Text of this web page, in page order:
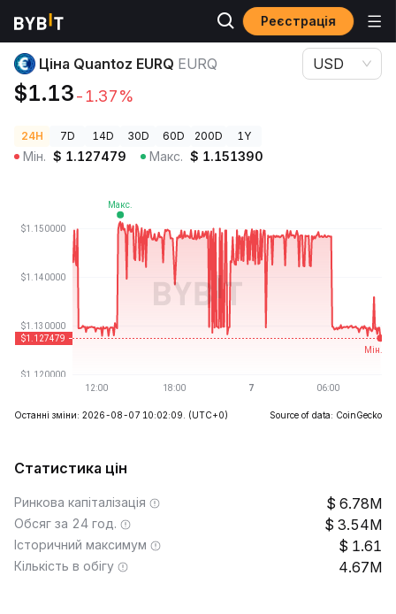
Реєстрація
Ціни криптовалют Ціна Quantoz EURQ EURQ
Ціна Quantoz EURQ EURQ
$1.13-1.37%
USD
24H 7D 14D 30D 60D 200D 1Y
Мін. $ 1.127479 Макс. $ 1.151390
Останні зміни: 2026-08-07 10:02:09. (UTC+0) Source of data: CoinGecko
Статистика цін
Ринкова капіталізація 6.78M
Обсяг за 24 год. 3.54M
Історичний максимум 1.61
Кількість в обігу 4.67M